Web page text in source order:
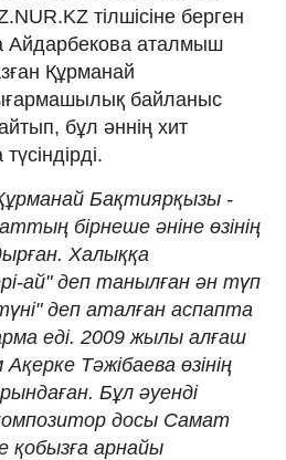
тілшісіне берген
Айдарбекова аталмыш
Құрманай
байланыс
бұл әннің хит
Бақтиярқызы -
бірнеше әніне өзінің
Халыққа
ай" деп танылған ән түп
деп аталған аспапта
еді. 2009 жылы алғаш
Тәжібаева өзінің
Бұл әуенді
досы Самат
қобызға арнайы